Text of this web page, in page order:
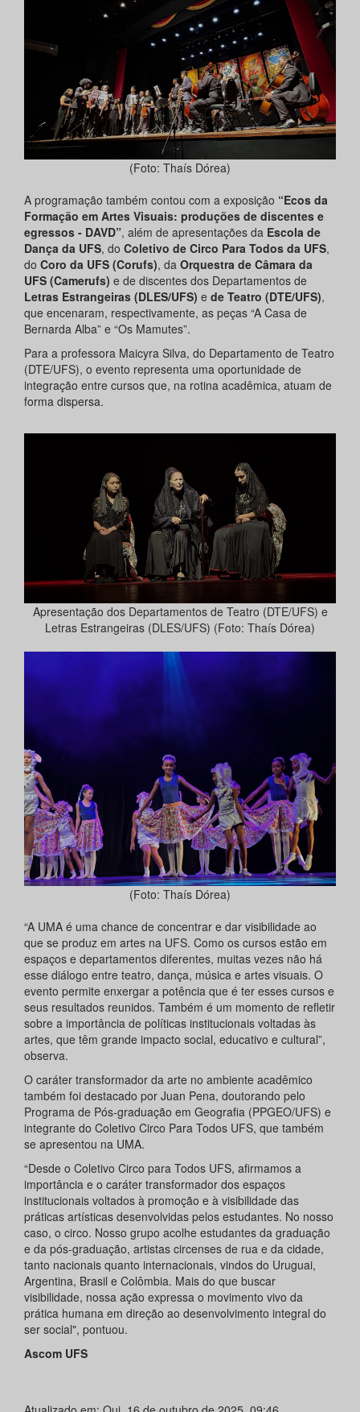
(Foto: Thaís Dórea)
A programação também contou com a exposição “Ecos da
Formação em Artes Visuais: produções de discentes e
egressos - DAVD”, além de apresentações da Escola de
Dança da UFS, do Coletivo de Circo Para Todos da UFS,
do Coro da UFS (Corufs), da Orquestra de Câmara da
UFS (Camerufs) e de discentes dos Departamentos de
Letras Estrangeiras (DLES/UFS) e de Teatro (DTE/UFS),
que encenaram, respectivamente, as peças “A Casa de
Bernarda Alba” e “Os Mamutes”.
Para a professora Maicyra Silva, do Departamento de Teatro
(DTE/UFS), o evento representa uma oportunidade de
integração entre cursos que, na rotina acadêmica, atuam de
forma dispersa.
Apresentação dos Departamentos de Teatro (DTE/UFS) e
Letras Estrangeiras (DLES/UFS) (Foto: Thaís Dórea)
(Foto: Thaís Dórea)
“A UMA é uma chance de concentrar e dar visibilidade ao
que se produz em artes na UFS. Como os cursos estão em
espaços e departamentos diferentes, muitas vezes não há
esse diálogo entre teatro, dança, música e artes visuais. O
evento permite enxergar a potência que é ter esses cursos e
seus resultados reunidos. Também é um momento de refletir
sobre a importância de políticas institucionais voltadas às
artes, que têm grande impacto social, educativo e cultural”,
observa.
O caráter transformador da arte no ambiente acadêmico
também foi destacado por Juan Pena, doutorando pelo
Programa de Pós-graduação em Geografia (PPGEO/UFS) e
integrante do Coletivo Circo Para Todos UFS, que também
se apresentou na UMA.
“Desde o Coletivo Circo para Todos UFS, afirmamos a
importância e o caráter transformador dos espaços
institucionais voltados à promoção e à visibilidade das
práticas artísticas desenvolvidas pelos estudantes. No nosso
caso, o circo. Nosso grupo acolhe estudantes da graduação
e da pós-graduação, artistas circenses de rua e da cidade,
tanto nacionais quanto internacionais, vindos do Uruguai,
Argentina, Brasil e Colômbia. Mais do que buscar
visibilidade, nossa ação expressa o movimento vivo da
prática humana em direção ao desenvolvimento integral do
ser social", pontuou.
Ascom UFS